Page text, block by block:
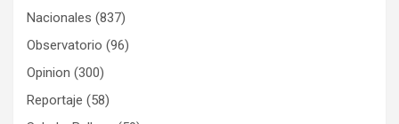
Nacionales (837)
Observatorio (96)
Opinion (300)
Reportaje (58)